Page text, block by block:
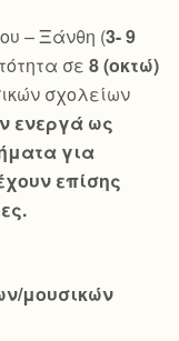
– Ξάνθη (3- 9
σε 8 (οκτώ)
σχολείων
ενεργά ως
για
επίσης
μουσικών